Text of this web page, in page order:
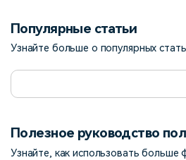
Популярные статьи
Узнайте больше о популярных
Полезное руководство
Узнайте, как использовать больше